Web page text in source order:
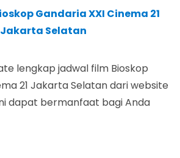
Gandaria XXI Cinema 21
Jakarta Selatan
lengkap jadwal film Bioskop
21 Jakarta Selatan dari website
dapat bermanfaat bagi Anda